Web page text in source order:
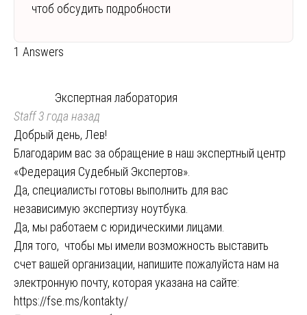
чтоб обсудить подробности
1 Answers
Экспертная лаборатория
Staff3 года назад
Добрый день, Лев!
Благодарим вас за обращение в наш экспертный центр
«Федерация Судебный Экспертов».
Да, специалисты готовы выполнить для вас
независимую экспертизу ноутбука.
Да, мы работаем с юридическими лицами.
Для того, чтобы мы имели возможность выставить
счет вашей организации, напишите пожалуйста нам на
электронную почту, которая указана на сайте:
https://fse.ms/kontakty/